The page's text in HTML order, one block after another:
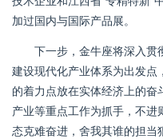
加过国内与国际产品展。
下一步，金牛座将深入贯
建设现代化产业体系为出发
的着力点放在实体经济上的
产业等重点工作为抓手，不
态克难奋进，舍我其谁的担当